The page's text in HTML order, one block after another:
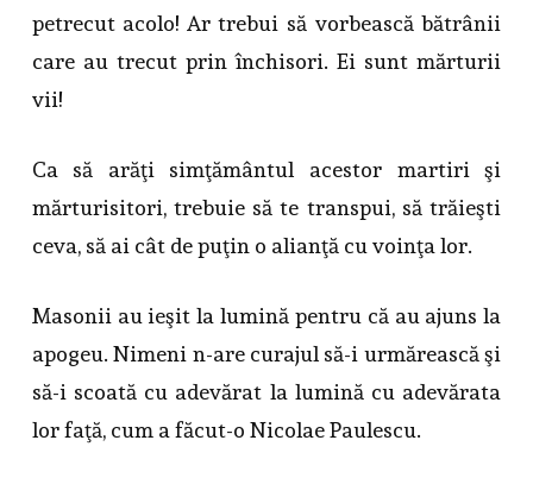
petrecut acolo! Ar trebui să vorbească bătrânii
care au trecut prin închisori. Ei sunt mărturii
vii!
Ca să arăţi simţământul acestor martiri şi
mărturisitori, trebuie să te transpui, să trăieşti
ceva, să ai cât de puţin o alianţă cu voinţa lor.
Masonii au ieşit la lumină pentru că au ajuns la
apogeu. Nimeni n-are curajul să-i urmărească şi
să-i scoată cu adevărat la lumină cu adevărata
lor faţă, cum a făcut-o Nicolae Paulescu.